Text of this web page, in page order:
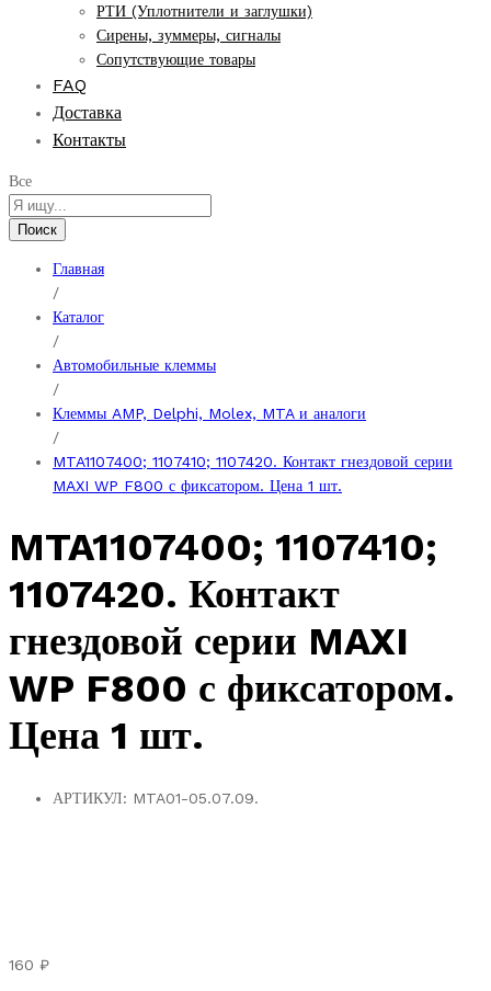
РТИ (Уплотнители и заглушки)
Сирены, зуммеры, сигналы
Сопутствующие товары
FAQ
Доставка
Контакты
Все
Поиск
Главная
/
Каталог
/
Автомобильные клеммы
/
Клеммы AMP, Delphi, Molex, MTA и аналоги
/
MTA1107400; 1107410; 1107420. Контакт гнездовой серии
MAXI WP F800 с фиксатором. Цена 1 шт.
MTA1107400; 1107410;
1107420. Контакт
гнездовой серии MAXI
WP F800 с фиксатором.
Цена 1 шт.
АРТИКУЛ: MTA01-05.07.09.
160 ₽